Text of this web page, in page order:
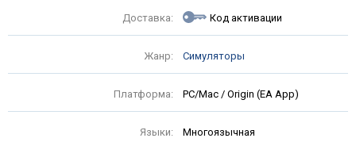
Доставка: Код активации
Жанр: Симуляторы
Платформа: PC/Mac / Origin (EA App)
Языки: Многоязычная